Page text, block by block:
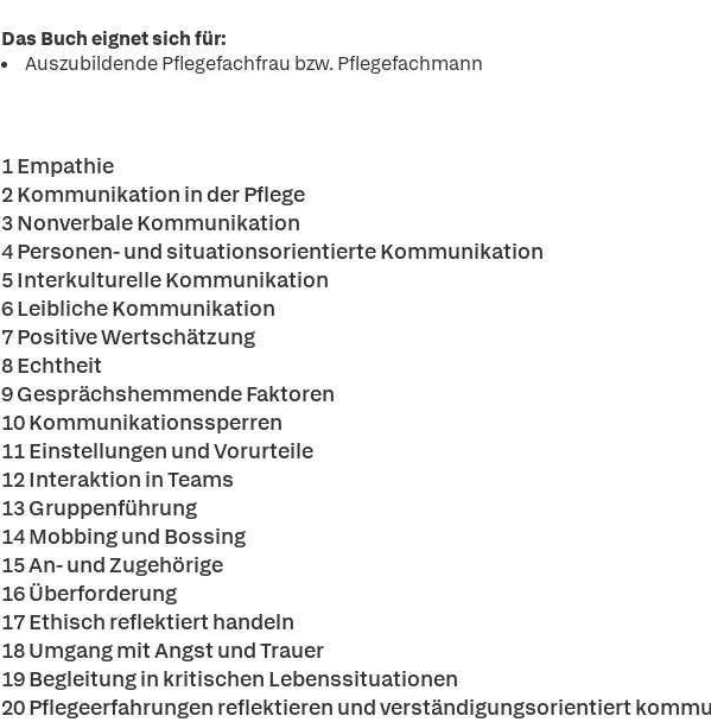
Das Buch eignet sich für:
Auszubildende Pflegefachfrau bzw. Pflegefachmann
1 Empathie
2 Kommunikation in der Pflege
3 Nonverbale Kommunikation
4 Personen- und situationsorientierte Kommunikation
5 Interkulturelle Kommunikation
6 Leibliche Kommunikation
7 Positive Wertschätzung
8 Echtheit
9 Gesprächshemmende Faktoren
10 Kommunikationssperren
11 Einstellungen und Vorurteile
12 Interaktion in Teams
13 Gruppenführung
14 Mobbing und Bossing
15 An- und Zugehörige
16 Überforderung
17 Ethisch reflektiert handeln
18 Umgang mit Angst und Trauer
19 Begleitung in kritischen Lebenssituationen
20 Pflegeerfahrungen reflektieren und verständigungsorientiert